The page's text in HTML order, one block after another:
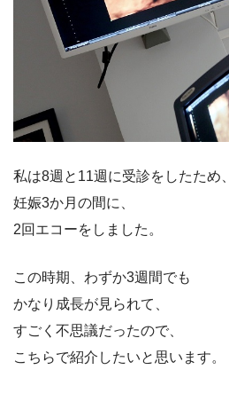
私は8週と11週に受診をしたため、
妊娠3か月の間に、
2回エコーをしました。
この時期、わずか3週間でも
かなり成長が見られて、
すごく不思議だったので、
こちらで紹介したいと思います。